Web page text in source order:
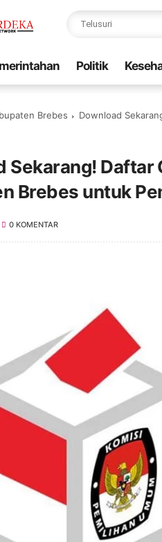
Politik
Brebes
Download
Sekarang! Daftar
Brebes untuk
0 KOMENTAR